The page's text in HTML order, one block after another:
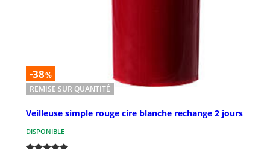
-38%
REMISE SUR QUANTITÉ
Veilleuse simple rouge cire blanche rechange 2 jours
DISPONIBLE